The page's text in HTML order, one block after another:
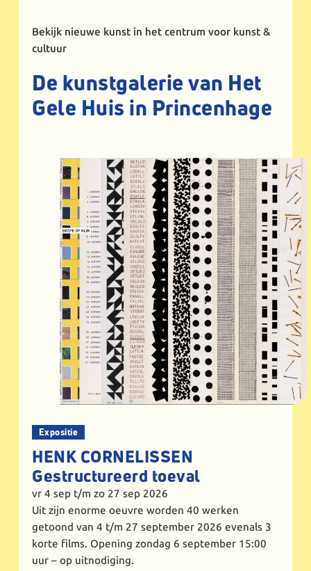
Bekijk nieuwe kunst in het centrum voor kunst &
cultuur
De kunstgalerie van Het
Gele Huis in Princenhage
Expositie
HENK CORNELISSEN
Gestructureerd toeval
vr 4 sep t/m zo 27 sep 2026
Uit zijn enorme oeuvre worden 40 werken
getoond van 4 t/m 27 september 2026 evenals 3
korte films. Opening zondag 6 september 15:00
uur – op uitnodiging.